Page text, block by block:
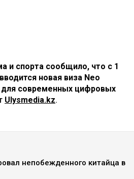
и спорта сообщило, что с 1
новая виза Neo
для современных цифровых
Ulysmedia.kz.
непобежденного китайца в